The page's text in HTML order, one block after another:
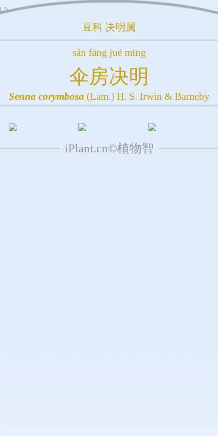
豆科 决明属
sǎn fáng jué míng
伞房决明
Senna corymbosa (Lam.) H. S. Irwin & Barneby
iPlant.cn©植物智